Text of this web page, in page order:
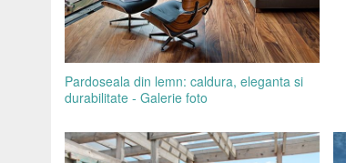
Pardoseala din lemn: caldura, eleganta si
durabilitate - Galerie foto